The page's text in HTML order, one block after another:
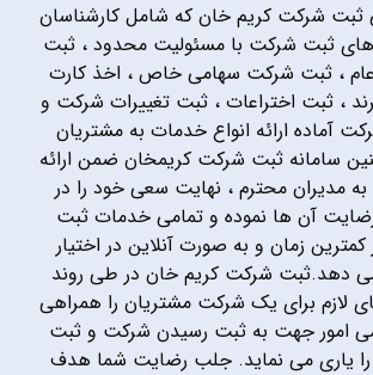
شرکت کریم خان که شامل کارشناسان
ثبت شرکت با مسئولیت محدود ، ثبت
، ثبت شرکت سهامی خاص ، اخذ کارت
، ثبت اختراعات ، ثبت تغییرات شرکت و
آماده ارائه انواع خدمات به مشتریان
سامانه ثبت شرکت کریمخان ضمن ارائه
به مدیران محترم ، نهایت سعی خود را در
آن ها نموده و تمامی خدمات ثبت
زمان و به صورت آنلاین در اختیار
می دهد.ثبت شرکت کریم خان در طی روند
لازم برای یک شرکت مشتریان را همراهی
امور جهت به ثبت رسیدن شرکت و ثبت
را یاری می نماید. جلب رضایت شما هدف